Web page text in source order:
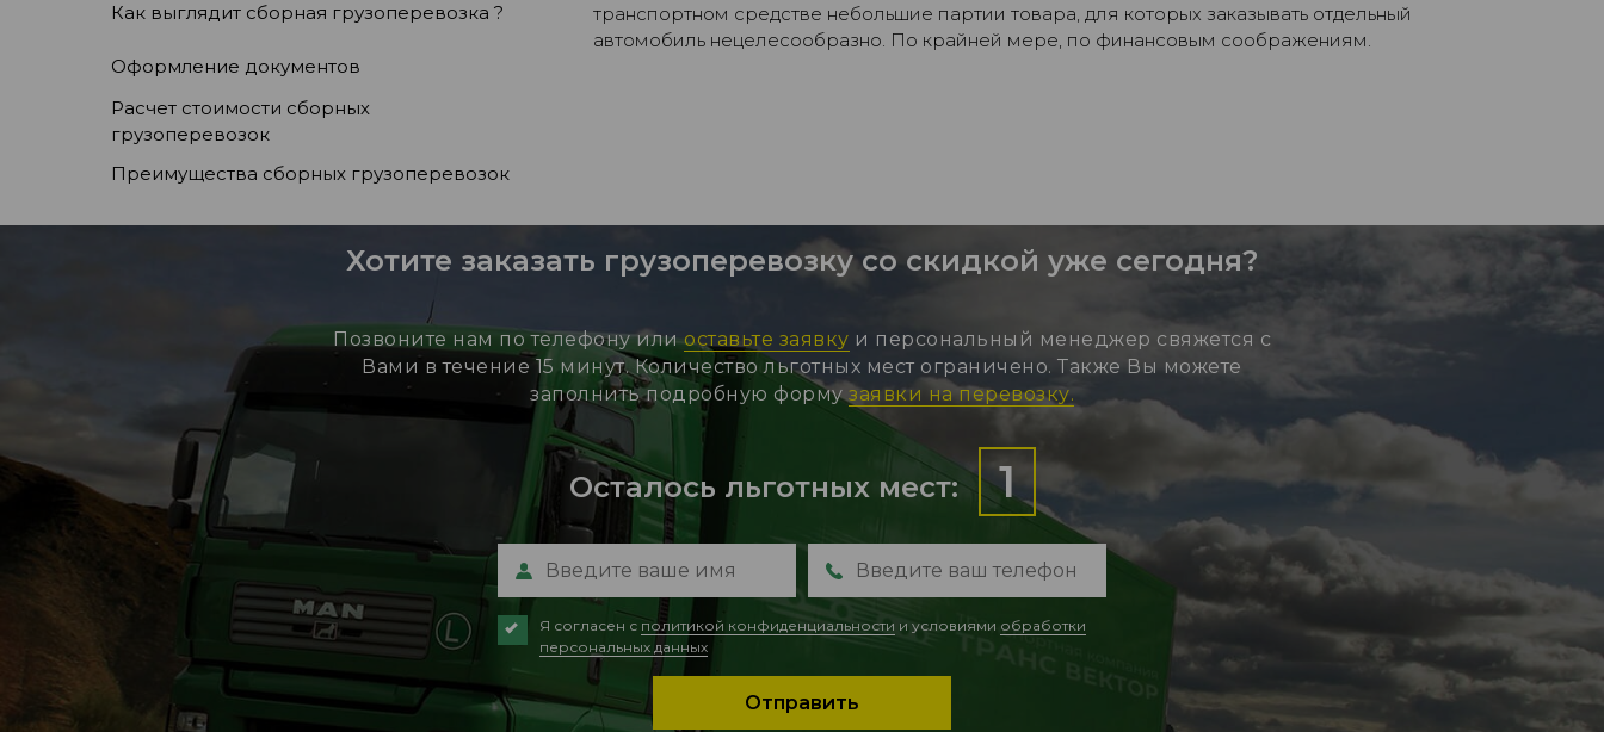
Как выглядит сборная грузоперевозка ?
Оформление документов
Расчет стоимости сборных
грузоперевозок
Преимущества сборных грузоперевозок
транспортном средстве небольшие партии товара, для которых заказывать отдельный
автомобиль нецелесообразно. По крайней мере, по финансовым соображениям.
Хотите заказать грузоперевозку со скидкой уже сегодня?
Позвоните нам по телефону илиоставьте заявку и персональный менеджер свяжется с
Вами в течение 15 минут. Количество льготных мест ограничено. Также Вы можете
заполнить подробную форму заявки на перевозку.
Осталось льготных мест: 1
Я согласен с политикой конфиденциальности и условиями обработки
персональных данных
Отправить